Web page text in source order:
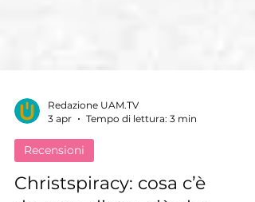
Redazione UAM.TV
3 apr
Recensioni